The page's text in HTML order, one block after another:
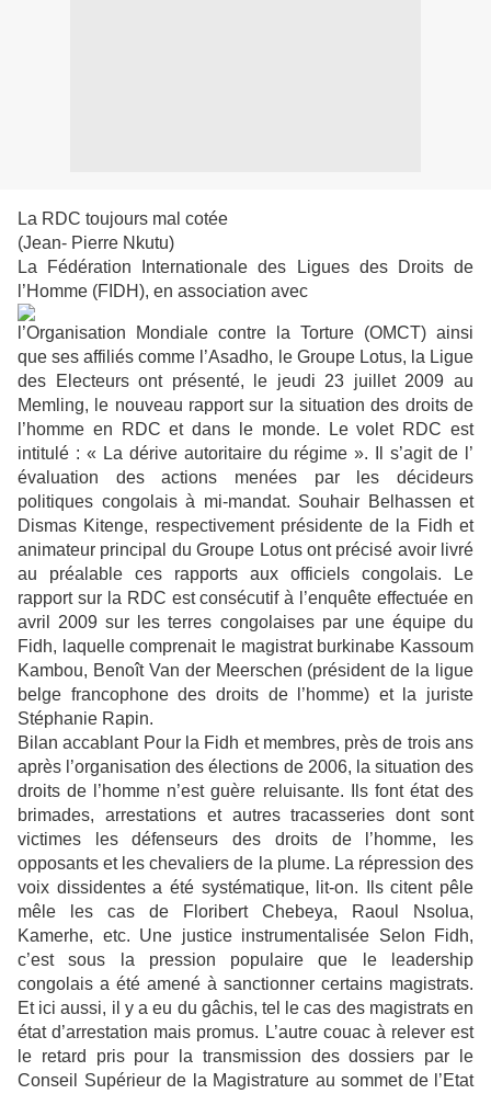
La RDC toujours mal cotée
(Jean- Pierre Nkutu)
La Fédération Internationale des Ligues des Droits de
l’Homme (FIDH), en association avec
l’Organisation Mondiale contre la Torture (OMCT) ainsi
que ses affiliés comme l’Asadho, le Groupe Lotus, la Ligue
des Electeurs ont présenté, le jeudi 23 juillet 2009 au
Memling, le nouveau rapport sur la situation des droits de
l’homme en RDC et dans le monde. Le volet RDC est
intitulé : « La dérive autoritaire du régime ». Il s’agit de l’
évaluation des actions menées par les décideurs
politiques congolais à mi-mandat. Souhair Belhassen et
Dismas Kitenge, respectivement présidente de la Fidh et
animateur principal du Groupe Lotus ont précisé avoir livré
au préalable ces rapports aux officiels congolais. Le
rapport sur la RDC est consécutif à l’enquête effectuée en
avril 2009 sur les terres congolaises par une équipe du
Fidh, laquelle comprenait le magistrat burkinabe Kassoum
Kambou, Benoît Van der Meerschen (président de la ligue
belge francophone des droits de l’homme) et la juriste
Stéphanie Rapin.
Bilan accablant Pour la Fidh et membres, près de trois ans
après l’organisation des élections de 2006, la situation des
droits de l’homme n’est guère reluisante. Ils font état des
brimades, arrestations et autres tracasseries dont sont
victimes les défenseurs des droits de l’homme, les
opposants et les chevaliers de la plume. La répression des
voix dissidentes a été systématique, lit-on. Ils citent pêle
mêle les cas de Floribert Chebeya, Raoul Nsolua,
Kamerhe, etc. Une justice instrumentalisée Selon Fidh,
c’est sous la pression populaire que le leadership
congolais a été amené à sanctionner certains magistrats.
Et ici aussi, il y a eu du gâchis, tel le cas des magistrats en
état d’arrestation mais promus. L’autre couac à relever est
le retard pris pour la transmission des dossiers par le
Conseil Supérieur de la Magistrature au sommet de l’Etat